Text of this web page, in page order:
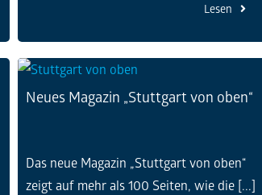
Lesen
Neues Magazin „Stuttgart von oben“
Das neue Magazin „Stuttgart von oben“
zeigt auf mehr als 100 Seiten, wie die [...]